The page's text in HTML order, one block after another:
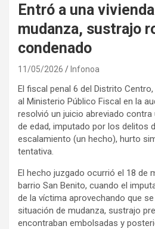
Entró a una
mudanza, sustrajo
condenado
11/05/2026 Infonoa
El fiscal penal 6 del Distrito
al Ministerio Público Fiscal en la
resolvió un juicio abreviado
de edad, imputado por los delitos
escalamiento (un hecho), hurto
tentativa.
El hecho juzgado ocurrió el 18 de
barrio San Benito, cuando el
de la víctima aprovechando que
situación de mudanza, sustrajo
encontraban embolsadas y